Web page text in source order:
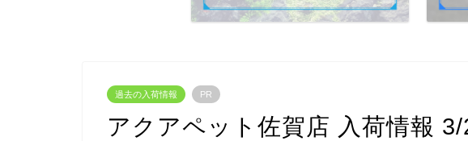
過去の入荷情報 PR
アクアペット佐賀店 入荷情報